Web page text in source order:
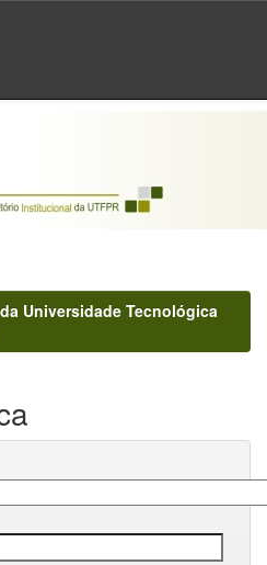
Universidade Tecnológica